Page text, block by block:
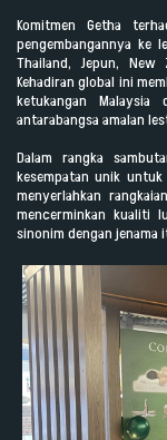
Komitmen Getha
pengembangannya ke
Thailand, Jepun, New
Kehadiran global ini
ketukangan
antarabangsa amalan
Dalam rangka
kesempatan unik
menyerlahkan
mencerminkan kualiti
sinonim dengan jenama